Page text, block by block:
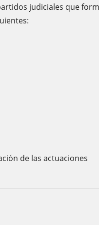
judiciales que
de las actuaciones